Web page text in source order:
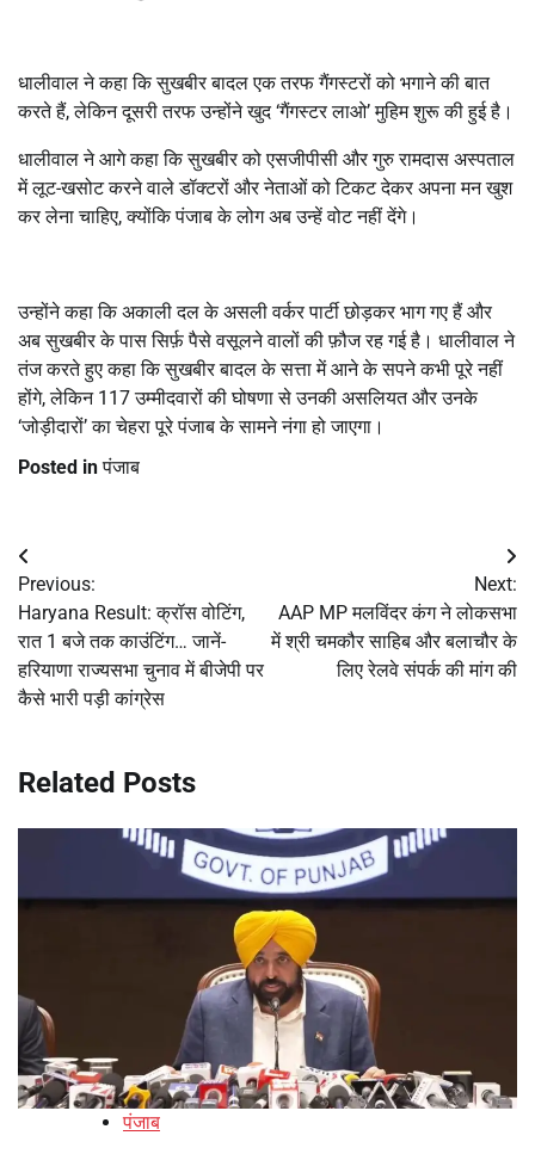
धालीवाल ने कहा कि सुखबीर बादल एक तरफ गैंगस्टरों को भगाने की बात
करते हैं, लेकिन दूसरी तरफ उन्होंने खुद ‘गैंगस्टर लाओ’ मुहिम शुरू की हुई है।
धालीवाल ने आगे कहा कि सुखबीर को एसजीपीसी और गुरु रामदास अस्पताल
में लूट-खसोट करने वाले डॉक्टरों और नेताओं को टिकट देकर अपना मन खुश
कर लेना चाहिए, क्योंकि पंजाब के लोग अब उन्हें वोट नहीं देंगे।
उन्होंने कहा कि अकाली दल के असली वर्कर पार्टी छोड़कर भाग गए हैं और
अब सुखबीर के पास सिर्फ़ पैसे वसूलने वालों की फ़ौज रह गई है। धालीवाल ने
तंज करते हुए कहा कि सुखबीर बादल के सत्ता में आने के सपने कभी पूरे नहीं
होंगे, लेकिन 117 उम्मीदवारों की घोषणा से उनकी असलियत और उनके
‘जोड़ीदारों’ का चेहरा पूरे पंजाब के सामने नंगा हो जाएगा।
Posted inपंजाब
Post
navigation
Previous:
Haryana Result: क्रॉस वोटिंग,
रात 1 बजे तक काउंटिंग… जानें-
हरियाणा राज्यसभा चुनाव में बीजेपी पर
कैसे भारी पड़ी कांग्रेस
Next:
AAP MP मलविंदर कंग ने लोकसभा
में श्री चमकौर साहिब और बलाचौर के
लिए रेलवे संपर्क की मांग की
Related Posts
पंजाब